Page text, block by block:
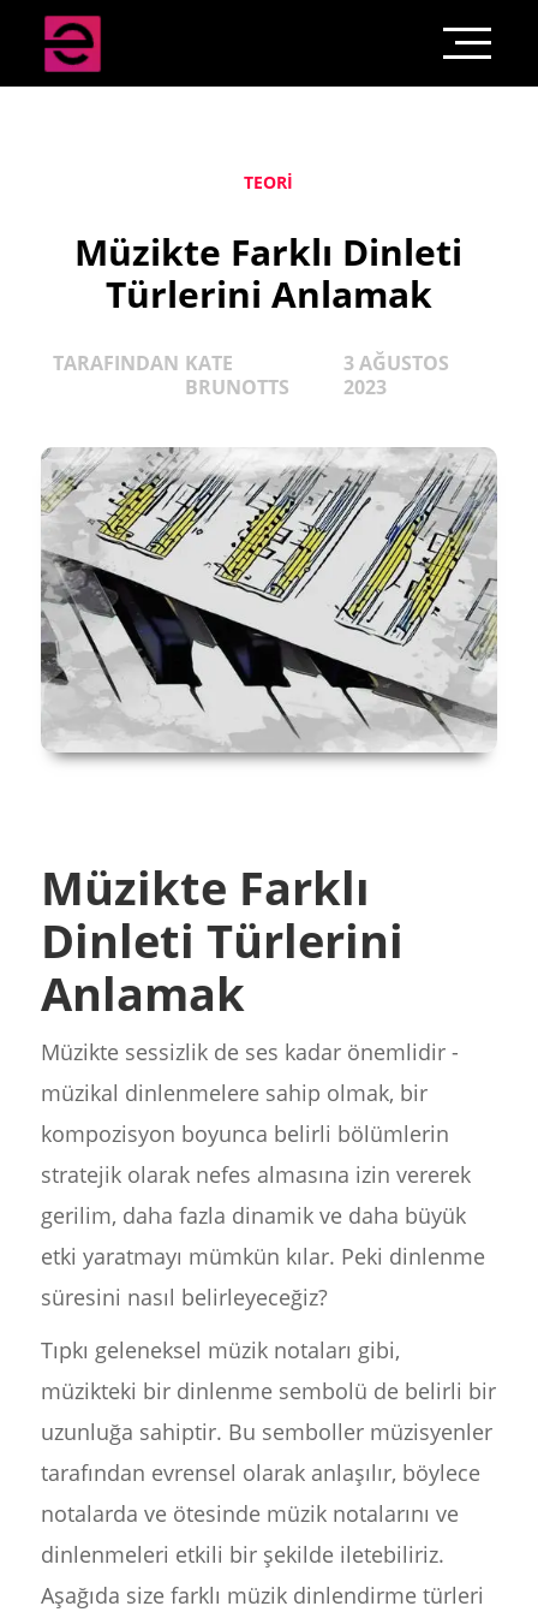
TEORI
Müzikte Farklı Dinleti
Türlerini Anlamak
TARAFINDAN KATE
BRUNOTTS
3 AĞUSTOS
2023
Müzikte Farklı
Dinleti Türlerini
Anlamak
Müzikte sessizlik de ses kadar önemlidir -
müzikal dinlenmelere sahip olmak, bir
kompozisyon boyunca belirli bölümlerin
stratejik olarak nefes almasına izin vererek
gerilim, daha fazla dinamik ve daha büyük
etki yaratmayı mümkün kılar. Peki dinlenme
süresini nasıl belirleyeceğiz?
Tıpkı geleneksel müzik notaları gibi,
müzikteki bir dinlenme sembolü de belirli bir
uzunluğa sahiptir. Bu semboller müzisyenler
tarafından evrensel olarak anlaşılır, böylece
notalarda ve ötesinde müzik notalarını ve
dinlenmeleri etkili bir şekilde iletebiliriz.
Aşağıda size farklı müzik dinlendirme türleri